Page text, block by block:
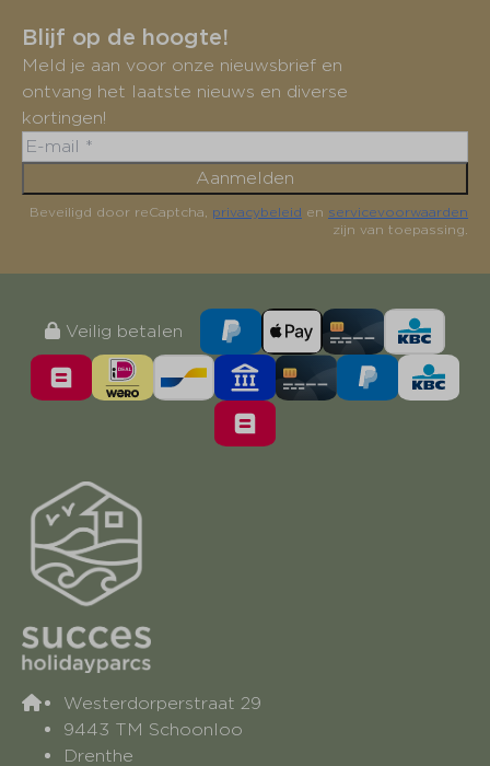
Blijf op de hoogte!
Meld je aan voor onze nieuwsbrief en
ontvang het laatste nieuws en diverse
kortingen!
Aanmelden
Beveiligd door reCaptcha, privacybeleid en servicevoorwaarden
zijn van toepassing.
Veilig betalen
Westerdorperstraat 29
9443 TM Schoonloo
Drenthe